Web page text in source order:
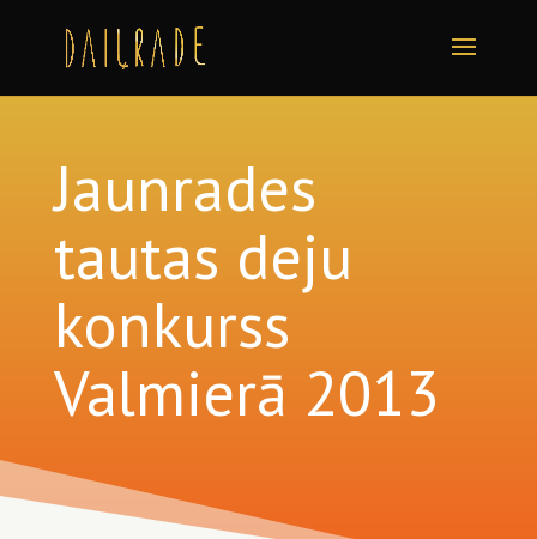
Jaunrades
tautas deju
konkurss
Valmierā 2013